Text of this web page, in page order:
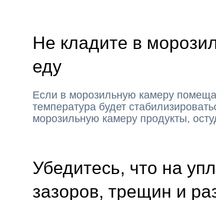
Не кладите в
еду
Если в морозильную камеру
температура будет
морозильную камеру продукты,
Убедитесь, что на
зазоров, трещин и